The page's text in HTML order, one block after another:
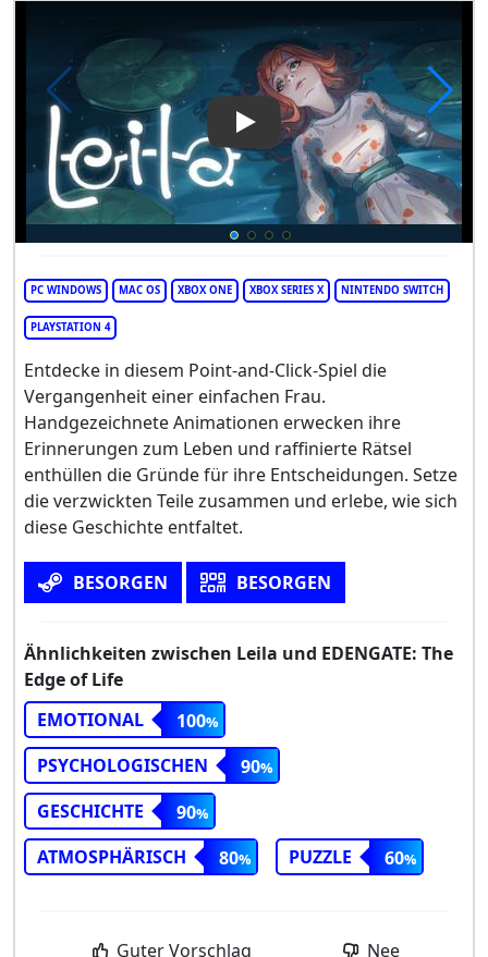
Play Video: Leila
PC WINDOWS MAC OS XBOX ONE XBOX SERIES X NINTENDO SWITCH
PLAYSTATION 4
Entdecke in diesem Point-and-Click-Spiel die
Vergangenheit einer einfachen Frau.
Handgezeichnete Animationen erwecken ihre
Erinnerungen zum Leben und raffinierte Rätsel
enthüllen die Gründe für ihre Entscheidungen. Setze
die verzwickten Teile zusammen und erlebe, wie sich
diese Geschichte entfaltet.
BESORGEN BESORGEN
Ähnlichkeiten zwischen Leila und EDENGATE: The
Edge of Life
EMOTIONAL
100
PSYCHOLOGISCHEN
90
GESCHICHTE
90
ATMOSPHÄRISCH
80 PUZZLE 60
Guter Vorschlag Nee